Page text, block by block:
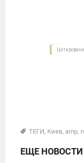
ТЕГИ, Киев, amp,
ЕЩЕ